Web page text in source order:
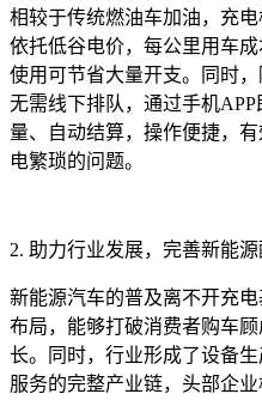
相较于传统燃油车加油，充
依托低谷电价，每公里用车
使用可节省大量开支。同时
无需线下排队，通过手机
量、自动结算，操作便捷，
电繁琐的问题。
2. 助力行业发展，完善新能
新能源汽车的普及离不开充
布局，能够打破消费者购车
长。同时，行业形成了设备
服务的完整产业链，头部企